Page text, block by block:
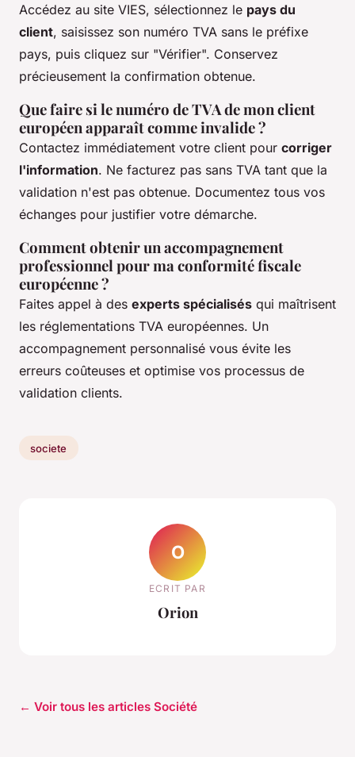
Accédez au site VIES, sélectionnez le pays du
client, saisissez son numéro TVA sans le préfixe
pays, puis cliquez sur "Vérifier". Conservez
précieusement la confirmation obtenue.
Que faire si le numéro de TVA de mon client
européen apparaît comme invalide ?
Contactez immédiatement votre client pour corriger
l'information. Ne facturez pas sans TVA tant que la
validation n'est pas obtenue. Documentez tous vos
échanges pour justifier votre démarche.
Comment obtenir un accompagnement
professionnel pour ma conformité fiscale
européenne ?
Faites appel à des experts spécialisés qui maîtrisent
les réglementations TVA européennes. Un
accompagnement personnalisé vous évite les
erreurs coûteuses et optimise vos processus de
validation clients.
societe
O
ECRIT PAR
Orion
← Voir tous les articles Société